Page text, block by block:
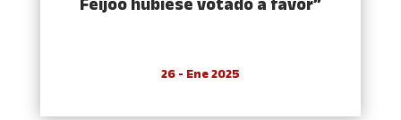
Feijóo hubiese votado a favor”
26 - Ene 2025